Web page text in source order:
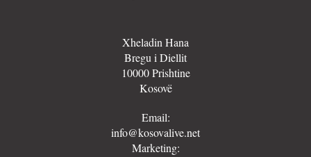
Xheladin Hana
Bregu i Diellit
10000 Prishtine
Kosovë
Email:
info@kosovalive.net
Marketing: